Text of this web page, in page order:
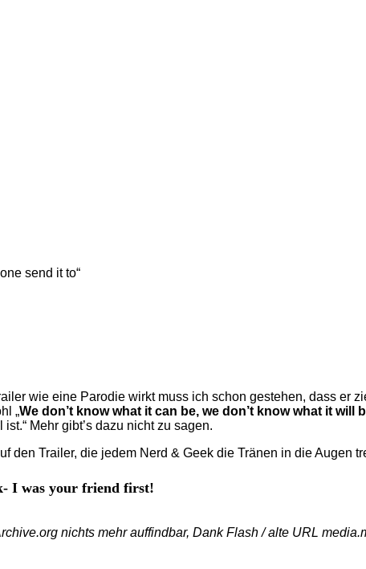
send it to“
wie eine Parodie wirkt muss ich schon gestehen, dass er
„We don’t know what it can be, we don’t know what it will
Mehr gibt’s dazu nicht zu sagen.
den Trailer, die jedem Nerd & Geek die Tränen in die Augen
I was your friend first!
nichts mehr auffindbar, Dank Flash / alte URL